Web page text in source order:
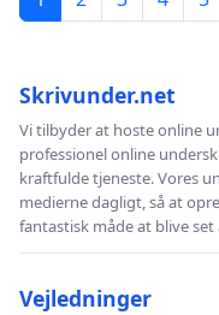
Skrivunder.net
Vi tilbyder at hoste online
professionel online
kraftfulde tjeneste. Vores
medierne dagligt, så at
fantastisk måde at blive
Vejledninger